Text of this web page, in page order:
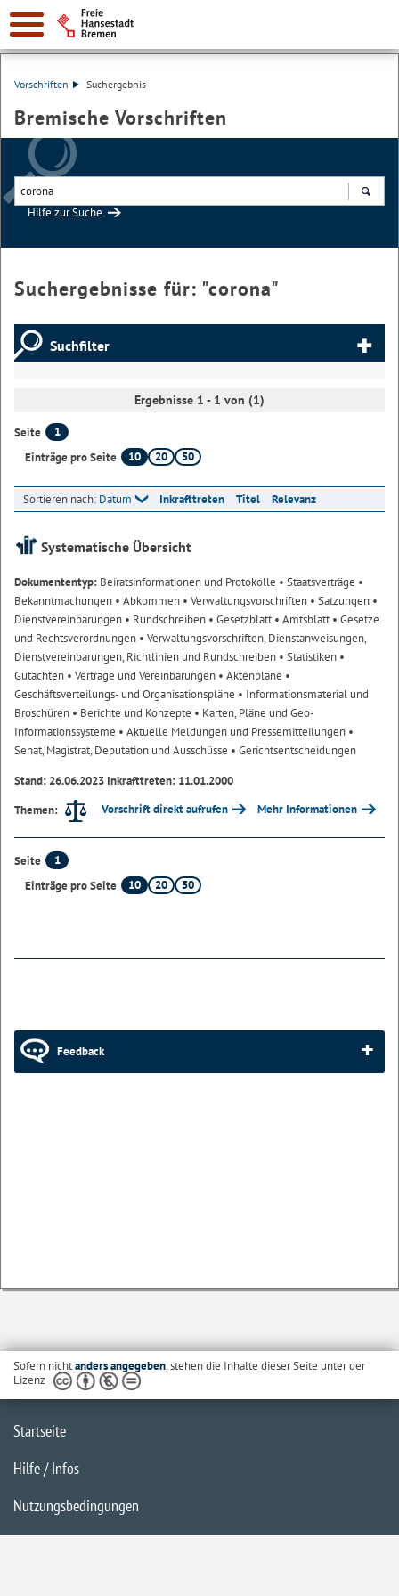
Vorschriften Suchergebnis
Bremische Vorschriften
Hilfe zur Suche
Suchergebnisse für: "corona"
Suchfilter
Ergebnisse 1 - 1 von (1)
Seite
1
Einträge pro Seite
10 20 50
Sortieren nach: Datum Inkrafttreten Titel Relevanz
Systematische Übersicht
Dokumententyp: Beiratsinformationen und Protokolle • Staatsverträge •
Bekanntmachungen • Abkommen • Verwaltungsvorschriften • Satzungen •
Dienstvereinbarungen • Rundschreiben • Gesetzblatt• Amtsblatt• Gesetze
und Rechtsverordnungen • Verwaltungsvorschriften, Dienstanweisungen,
Dienstvereinbarungen, Richtlinien und Rundschreiben • Statistiken •
Gutachten • Verträge und Vereinbarungen • Aktenpläne •
Geschäftsverteilungs- und Organisationspläne • Informationsmaterial und
Broschüren • Berichte und Konzepte • Karten, Pläne und Geo-
Informationssysteme • Aktuelle Meldungen und Pressemitteilungen •
Senat, Magistrat, Deputation und Ausschüsse • Gerichtsentscheidungen
Stand: 26.06.2023 Inkrafttreten: 11.01.2000
Themen:
Vorschrift direkt aufrufen Mehr Informationen
Seite
1
Einträge pro Seite
10 20 50
Feedback
Sofern nichtanders angegeben, stehen die Inhalte dieser Seite unter der
Lizenz
Startseite
Hilfe / Infos
Nutzungsbedingungen